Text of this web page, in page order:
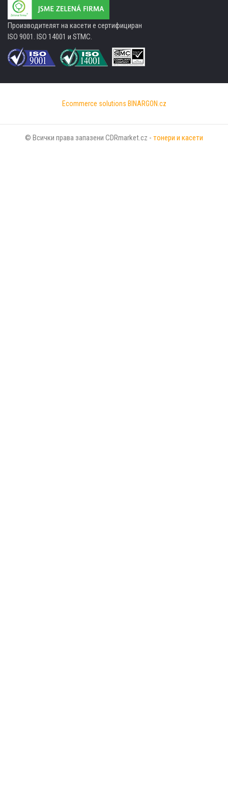
Производителят на касети е сертифициран
ISO 9001. ISO 14001 и STMC.
Ecommerce solutions BINARGON.cz
© Всички права запазени CDRmarket.cz - тонери и касети